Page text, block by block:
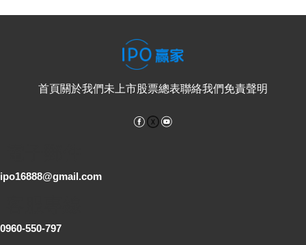
首頁關於我們未上市股票總表聯絡我們免責聲明
Facebook
ipo16888@gmail.com
0960-550-797